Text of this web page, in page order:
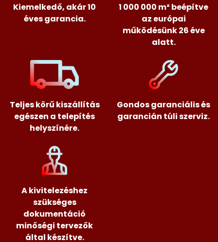
Kiemelkedő, akár 10
éves garancia.
1 000 000 m² beépítve
az európai
működésünk 26 éve
alatt.
Teljes körű kiszállítás
egészen a telepítés
helyszínére.
Gondos garanciális és
garancián túli szerviz.
A kivitelezéshez
szükséges
dokumentáció
minőségi tervezők
által készítve.